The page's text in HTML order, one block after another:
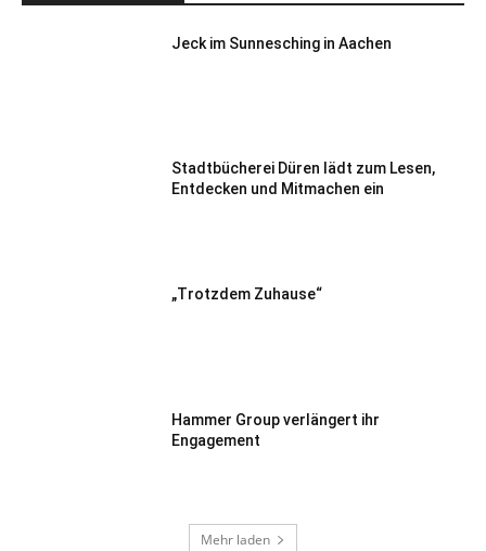
Jeck im Sunnesching in Aachen
Stadtbücherei Düren lädt zum Lesen,
Entdecken und Mitmachen ein
„Trotzdem Zuhause“
Hammer Group verlängert ihr
Engagement
Mehr laden